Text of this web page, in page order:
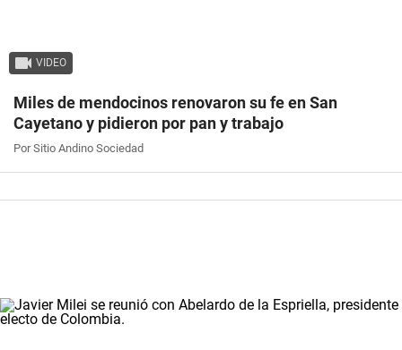
VIDEO
Miles de mendocinos renovaron su fe en San
Cayetano y pidieron por pan y trabajo
Por Sitio Andino Sociedad